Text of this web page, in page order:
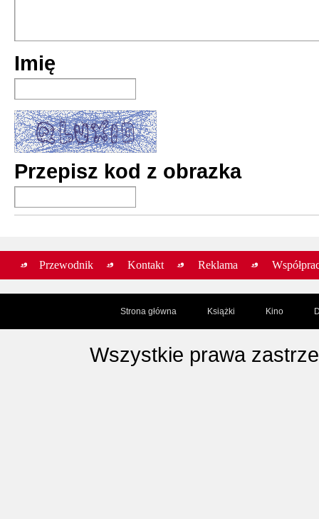
Imię
Przepisz kod z obrazka
Przewodnik Kontakt Reklama
Strona główna Książki Kino
Wszystkie prawa